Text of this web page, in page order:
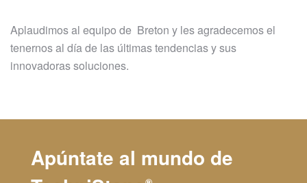
Aplaudimos al equipo de Breton y les agradecemos el
tenernos al día de las últimas tendencias y sus
innovadoras soluciones.
Apúntate al mundo de